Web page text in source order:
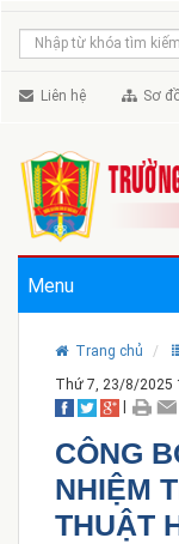
Liên hệ Sơ
Menu
Trang chủ
Thứ 7, 23/8/2025
CÔNG
NHIỆM
THUẬT